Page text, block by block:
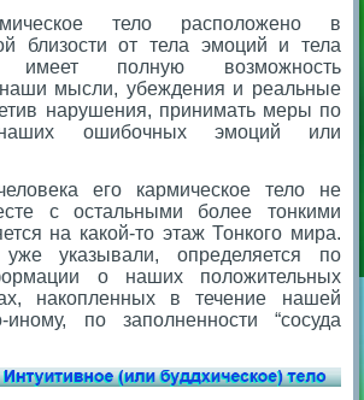
тело расположено в
близости от тела эмоций и тела
полную возможность
наши мысли, убеждения и реальные
нарушения, принимать меры по
ошибочных эмоций или
его кармическое тело не
с остальными более тонкими
на какой-то этаж Тонкого мира.
указывали, определяется по
о наших положительных
накопленных в течение нашей
по заполненности “сосуда